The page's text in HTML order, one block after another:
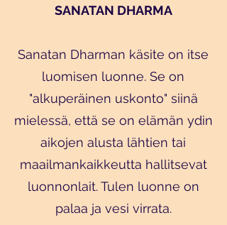
SANATAN DHARMA
Sanatan Dharman käsite on itse
luomisen luonne. Se on
"alkuperäinen uskonto" siinä
mielessä, että se on elämän ydin
aikojen alusta lähtien tai
maailmankaikkeutta hallitsevat
luonnonlait. Tulen luonne on
palaa ja vesi virrata.